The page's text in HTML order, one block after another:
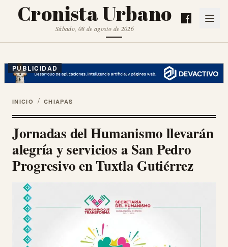
Cronista Urbano
Sábado, 08 de agosto de 2026
PUBLICIDAD
INICIO / CHIAPAS
Jornadas del Humanismo llevarán
alegría y servicios a San Pedro
Progresivo en Tuxtla Gutiérrez